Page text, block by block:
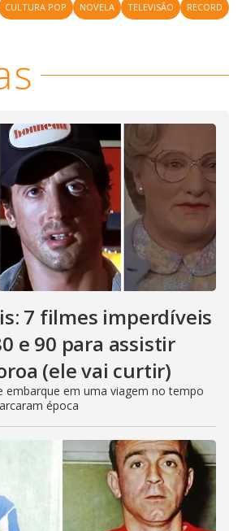
V
i
d
e
o
CULTURA POP NOVELA TELEVISÃO RECORD
7 filmes imperdíveis
e 90 para assistir
(ele vai curtir)
embarque em uma viagem no tempo
época